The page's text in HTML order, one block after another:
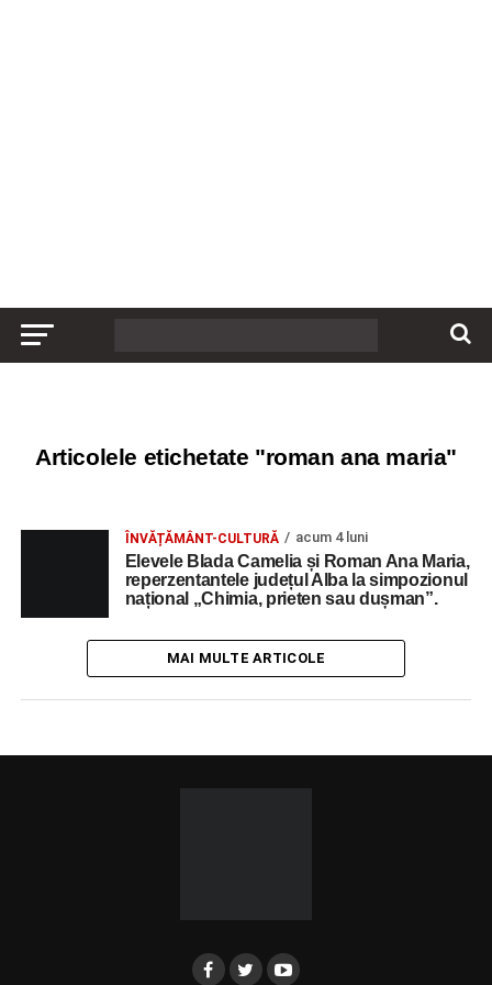
Articolele etichetate "roman ana maria"
ÎNVĂȚĂMÂNT-CULTURĂ acum 4 luni
Elevele Blada Camelia și Roman Ana Maria,
reperzentantele județul Alba la simpozionul
național „Chimia, prieten sau dușman”.
MAI MULTE ARTICOLE